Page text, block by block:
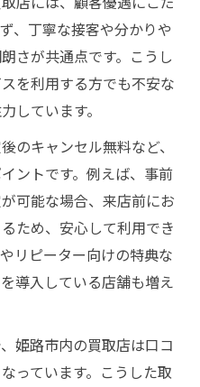
、丁寧な接客や分かりや
さが共通点です。こうし
を利用する方でも不安な
しています。
のキャンセル無料など、
ントです。例えば、事前
可能な場合、来店前にお
ため、安心して利用でき
リピーター向けの特典な
導入している店舗も増え
姫路市内の買取店は口コ
っています。こうした取